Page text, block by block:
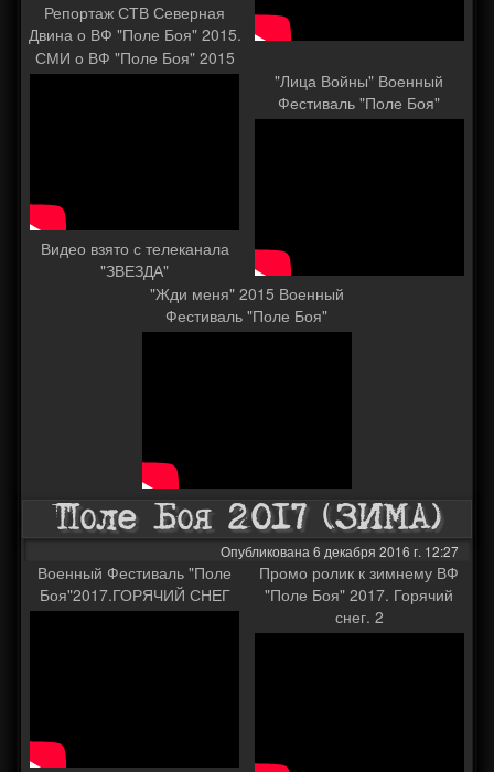
Репортаж СТВ Северная
Двина о ВФ "Поле Боя" 2015.
СМИ о ВФ "Поле Боя" 2015
Видео взято с телеканала
"ЗВЕЗДА"
"Лица Войны" Военный
Фестиваль "Поле Боя"
"Жди меня" 2015 Военный
Фестиваль "Поле Боя"
Поле Боя 2017 (ЗИМА)
Опубликована 6 декабря 2016 г. 12:27
Военный Фестиваль "Поле
Боя"2017.ГОРЯЧИЙ СНЕГ
Промо ролик к зимнему ВФ
"Поле Боя" 2017. Горячий
снег. 2